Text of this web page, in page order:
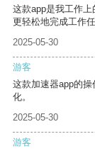
这款app是我工作
更轻松地完成工作任
2025-05-30
游客
这款加速器app的
化。
2025-05-30
游客